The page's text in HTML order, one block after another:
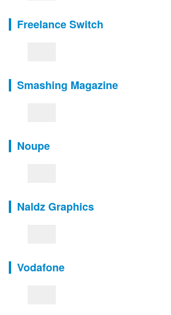
Freelance Switch
Smashing Magazine
Noupe
Naldz Graphics
Vodafone